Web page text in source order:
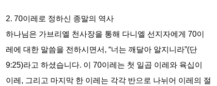
2. 70이레로 정하신 종말의 역사
하나님은 가브리엘 천사장을 통해 다니엘 선지자에게 70이
레에 대한 말씀을 전하시면서 , “너는 깨달아 알지니라”(단
9:25)라고 하셨습니다. 이 70이레는 첫 일곱 이레와 육십이
이레 , 그리고 마지막 한 이레는 각각 반으로 나뉘어 이레의 절